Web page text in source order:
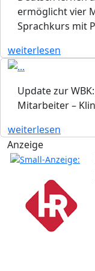
ermöglicht vier
Sprachkurs mit
weiterlesen
Update zur
Mitarbeiter –
weiterlesen
Anzeige